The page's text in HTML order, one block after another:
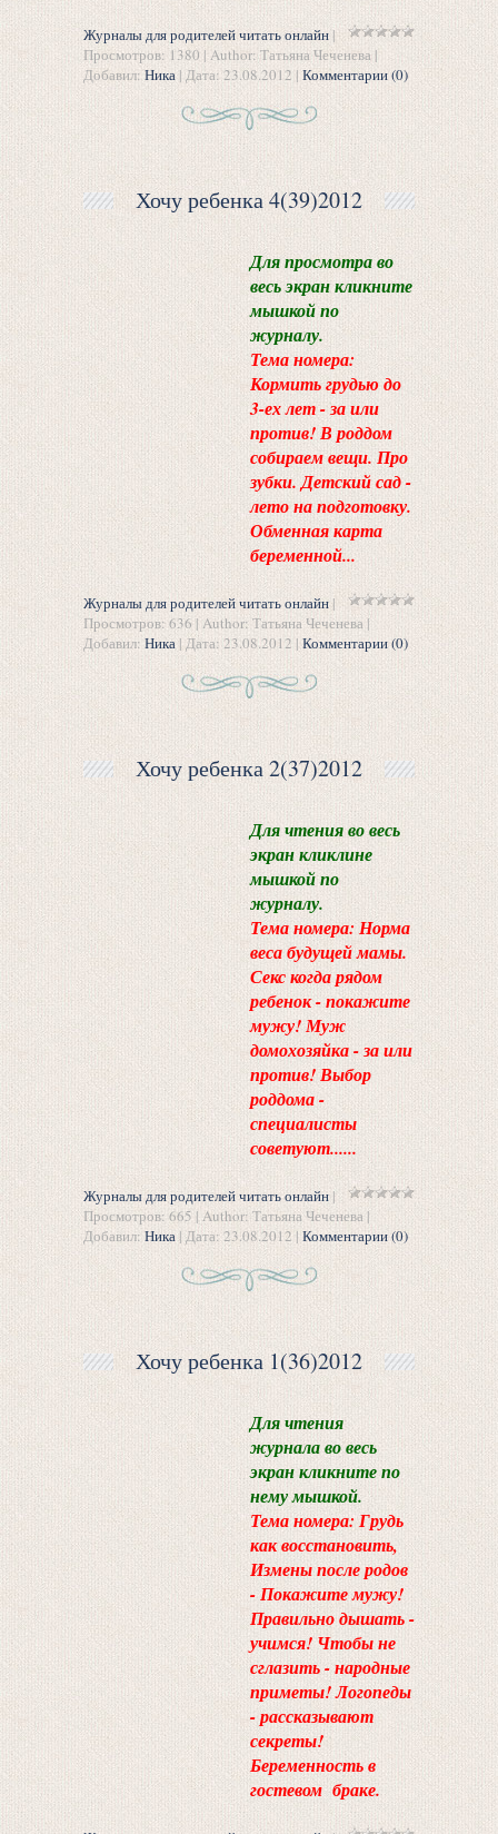
Журналы для родителей читать онлайн|
Просмотров: 1380 | Author: Татьяна Чеченева |
Добавил: Ника| Дата: 23.08.2012 | Комментарии (0)
Хочу ребенка 4(39)2012
Для просмотра во
весь экран кликните
мышкой по
журналу.
Тема номера:
Кормить грудью до
3-ех лет - за или
против! В роддом
собираем вещи. Про
зубки. Детский сад -
лето на подготовку.
Обменная карта
беременной...
Журналы для родителей читать онлайн|
Просмотров: 636 | Author: Татьяна Чеченева |
Добавил: Ника | Дата: 23.08.2012 | Комментарии (0)
Хочу ребенка 2(37)2012
Для чтения во весь
экран кликлине
мышкой по
журналу.
Тема номера: Норма
веса будущей мамы.
Секс когда рядом
ребенок - покажите
мужу! Муж
домохозяйка - за или
против! Выбор
роддома -
специалисты
советуют......
Журналы для родителей читать онлайн|
Просмотров: 665 | Author: Татьяна Чеченева |
Добавил: Ника| Дата:23.08.2012 | Комментарии (0)
Хочу ребенка 1(36)2012
Для чтения
журнала во весь
экран кликните по
нему мышкой.
Тема номера: Грудь
как восстановить,
Измены после родов
- Покажите мужу!
Правильно дышать -
учимся! Чтобы не
сглазить - народные
приметы! Логопеды
- рассказывают
секреты!
Беременность в
гостевом браке.